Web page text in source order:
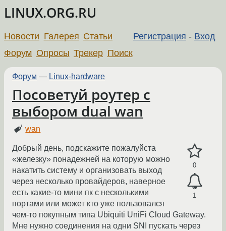
LINUX.ORG.RU
Регистрация - Вход
Новости Галерея Статьи
Форум Опросы Трекер Поиск
Форум — Linux-hardware
Посоветуй роутер с
выбором dual wan
wan
0
1
Добрый день, подскажите пожалуйста
«железку» понадежней на которую можно
накатить систему и организовать выход
через несколько провайдеров, наверное
есть какие-то мини пк с несколькими
портами или может кто уже пользовался
чем-то покупным типа Ubiquiti UniFi Cloud Gateway.
Мне нужно соединения на одни SNI пускать через